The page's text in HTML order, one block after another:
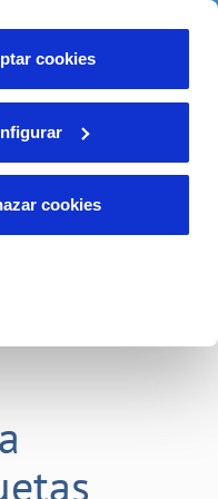
cookies
cookies